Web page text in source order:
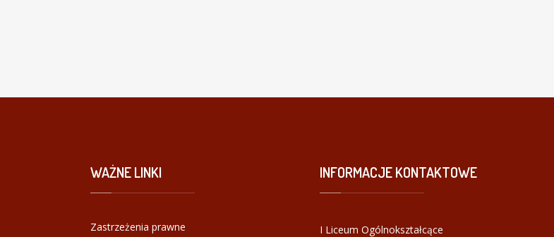
WAŻNELINKI
Zastrzeżenia prawne
INFORMACJEKONTAKTOWE
I Liceum Ogólnokształcące